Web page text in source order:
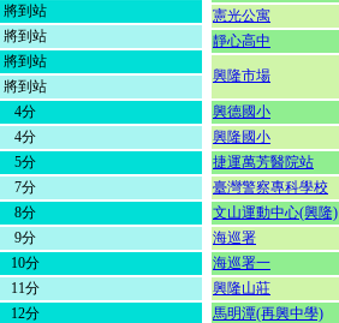
將到站
將到站
將到站
將到站
4分
4分
5分
7分
8分
9分
10分
11分
12分
憲光公寓
靜心高中
興隆市場
興德國小
興隆國小
捷運萬芳醫院站
臺灣警察專科學校
文山運動中心(興隆)
海巡署
海巡署一
興隆山莊
馬明潭(再興中學)